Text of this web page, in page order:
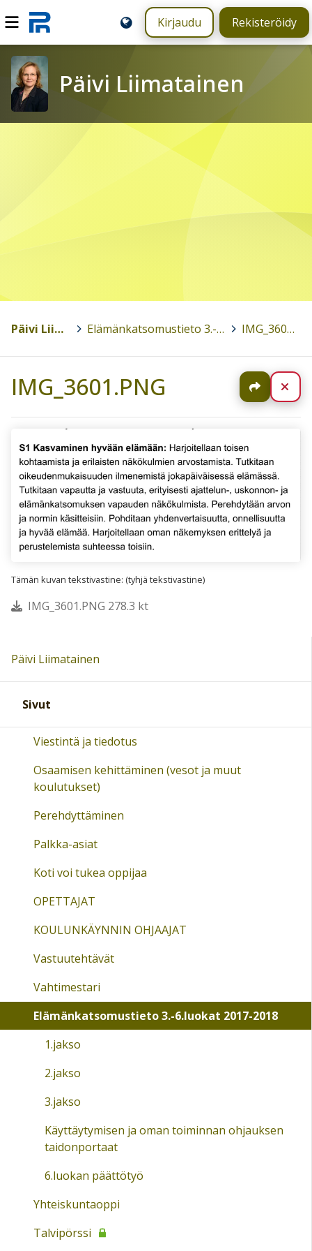
Kirjaudu Rekisteröidy
Päivi Liimatainen
Päivi Liimatainen Elämänkatsomustieto 3.-6.luokat 2017-2018 > IMG_3601.PNG
IMG_3601.PNG Jaa
Tämän kuvan tekstivastine: (tyhjä tekstivastine)
IMG_3601.PNG 278.3 kt
Päivi Liimatainen
Sivut
Viestintä ja tiedotus
Osaamisen kehittäminen (vesot ja muut
koulutukset)
Perehdyttäminen
Palkka-asiat
Koti voi tukea oppijaa
OPETTAJAT
KOULUNKÄYNNIN OHJAAJAT
Vastuutehtävät
Vahtimestari
Elämänkatsomustieto 3.-6.luokat 2017-2018
1.jakso
2.jakso
3.jakso
Käyttäytymisen ja oman toiminnan ohjauksen
taidonportaat
6.luokan päättötyö
Yhteiskuntaoppi
Talvipörssi